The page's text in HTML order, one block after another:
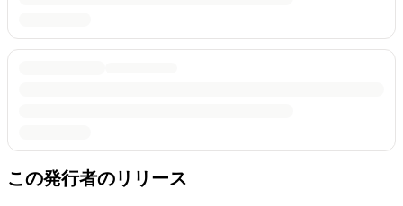
この発行者のリリース